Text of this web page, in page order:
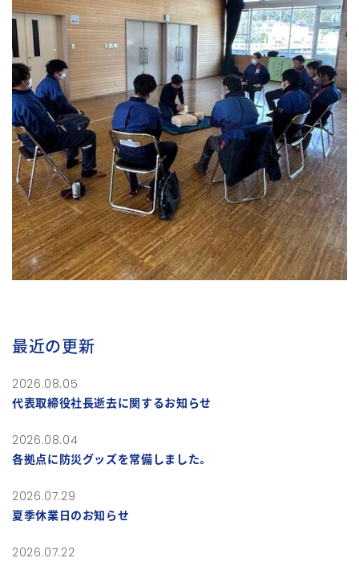
最近の更新
2026.08.05
代表取締役社長逝去に関するお知らせ
2026.08.04
各拠点に防災グッズを常備しました。
2026.07.29
夏季休業日のお知らせ
2026.07.22